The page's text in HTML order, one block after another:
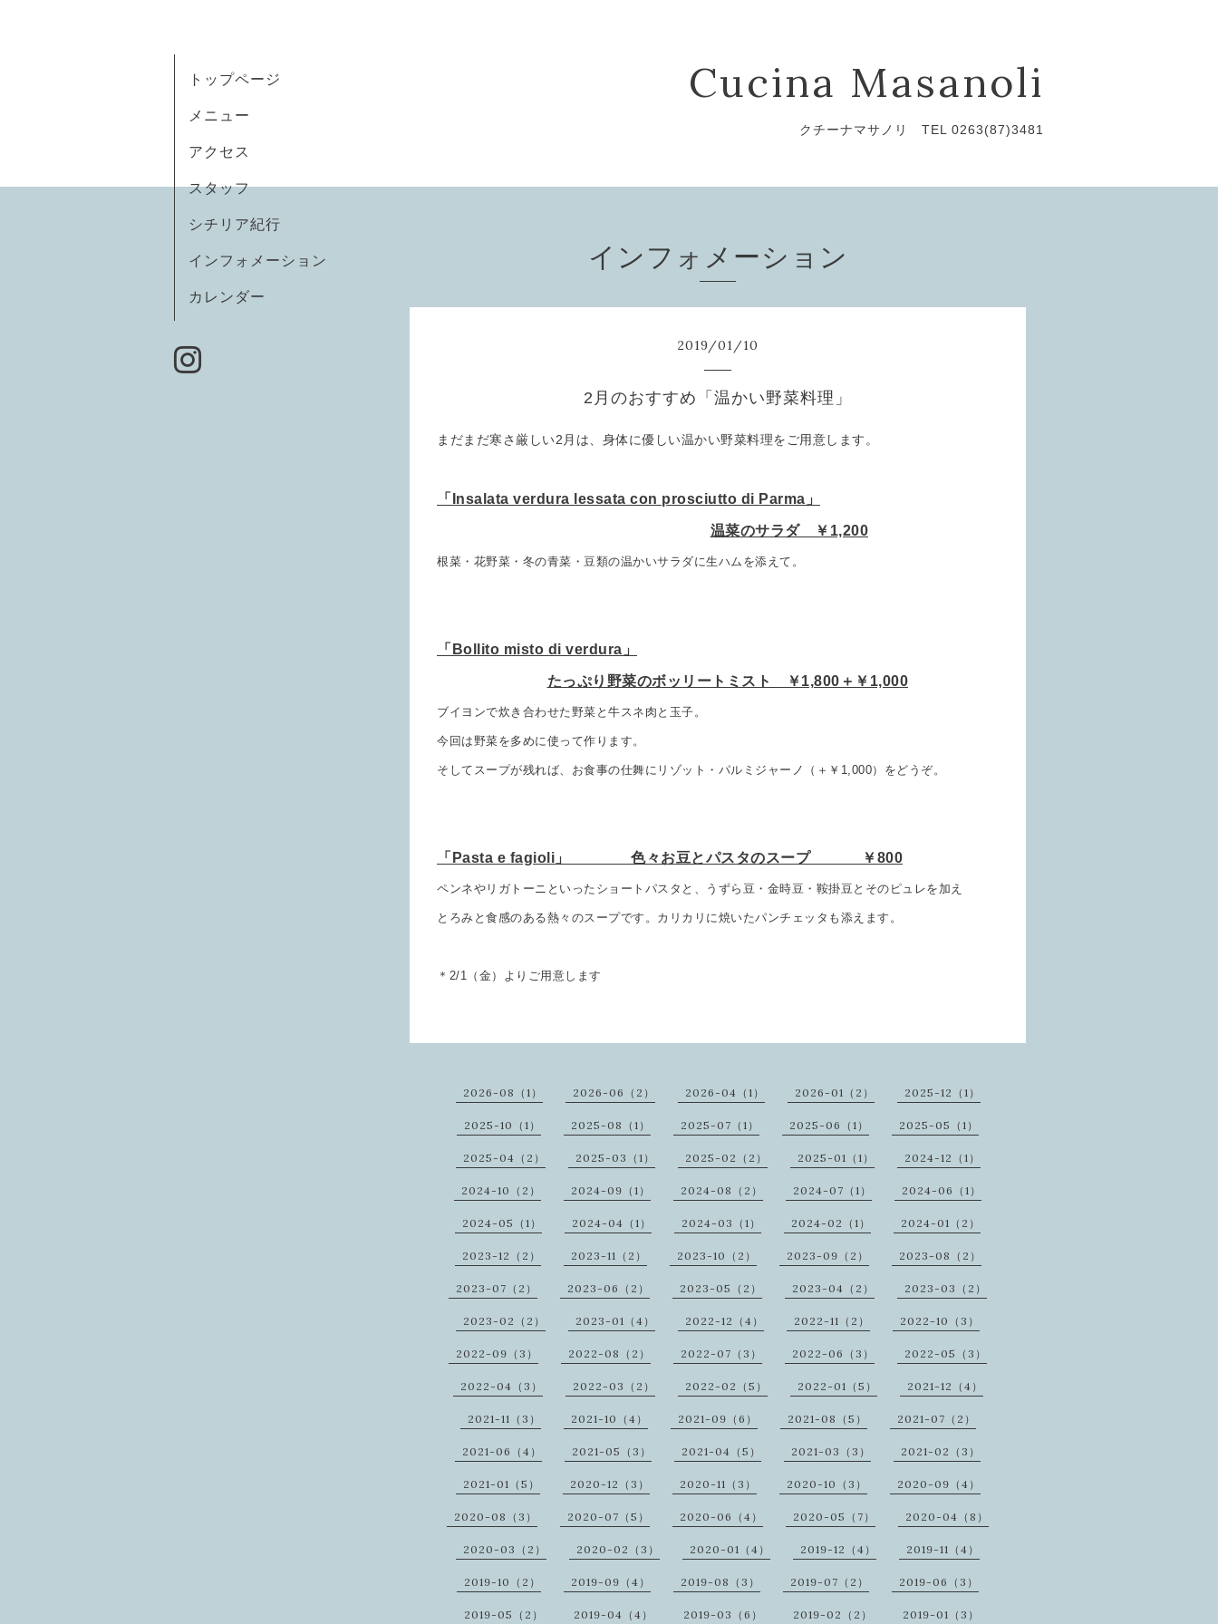
Cucina Masanoli
クチーナマサノリ TEL 0263(87)3481
トップページ
メニュー
アクセス
スタッフ
シチリア紀行
インフォメーション
カレンダー
インフォメーション
2019/01/10
2月のおすすめ「温かい野菜料理」
まだまだ寒さ厳しい2月は、身体に優しい温かい野菜料理をご用意します。
「Insalata verdura lessata con prosciutto di Parma」
温菜のサラダ ￥1,200
根菜・花野菜・冬の青菜・豆類の温かいサラダに生ハムを添えて。
「Bollito misto di verdura」
たっぷり野菜のボッリートミスト ￥1,800＋￥1,000
ブイヨンで炊き合わせた野菜と牛スネ肉と玉子。
今回は野菜を多めに使って作ります。
そしてスープが残れば、お食事の仕舞にリゾット・パルミジャーノ（＋￥1,000）をどうぞ。
「Pasta e fagioli」 色々お豆とパスタのスープ ￥800
ペンネやリガトーニといったショートパスタと、 うずら豆・金時豆・鞍掛豆とそのピュレを加え
とろみと食感のある熱々のスープです。 カリカリに焼いたパンチェッタも添えます。
＊2/1（金）よりご用意します
2026-08（1） 2026-06（2） 2026-04（1） 2026-01（2） 2025-12（1）
2025-10（1） 2025-08（1） 2025-07（1） 2025-06（1） 2025-05（1）
2025-04（2） 2025-03（1） 2025-02（2） 2025-01（1） 2024-12（1）
2024-10（2） 2024-09（1） 2024-08（2） 2024-07（1） 2024-06（1）
2024-05（1） 2024-04（1） 2024-03（1） 2024-02（1） 2024-01（2）
2023-12（2） 2023-11（2） 2023-10（2） 2023-09（2） 2023-08（2）
2023-07（2） 2023-06（2） 2023-05（2） 2023-04（2） 2023-03（2）
2023-02（2） 2023-01（4） 2022-12（4） 2022-11（2） 2022-10（3）
2022-09（3） 2022-08（2） 2022-07（3） 2022-06（3） 2022-05（3）
2022-04（3） 2022-03（2） 2022-02（5） 2022-01（5） 2021-12（4）
2021-11（3） 2021-10（4） 2021-09（6） 2021-08（5） 2021-07（2）
2021-06（4） 2021-05（3） 2021-04（5） 2021-03（3） 2021-02（3）
2021-01（5） 2020-12（3） 2020-11（3） 2020-10（3） 2020-09（4）
2020-08（3） 2020-07（5） 2020-06（4） 2020-05（7） 2020-04（8）
2020-03（2） 2020-02（3） 2020-01（4） 2019-12（4） 2019-11（4）
2019-10（2） 2019-09（4） 2019-08（3） 2019-07（2） 2019-06（3）
2019-05（2） 2019-04（4） 2019-03（6） 2019-02（2） 2019-01（3）